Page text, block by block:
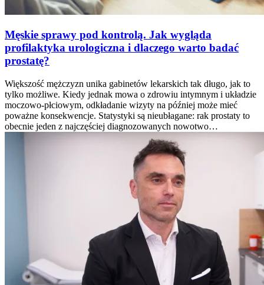
Męskie sprawy pod kontrolą. Jak wygląda
profilaktyka urologiczna i dlaczego warto badać
prostatę?
Większość mężczyzn unika gabinetów lekarskich tak długo, jak to
tylko możliwe. Kiedy jednak mowa o zdrowiu intymnym i układzie
moczowo-płciowym, odkładanie wizyty na później może mieć
poważne konsekwencje. Statystyki są nieubłagane: rak prostaty to
obecnie jeden z najczęściej diagnozowanych nowotwo…